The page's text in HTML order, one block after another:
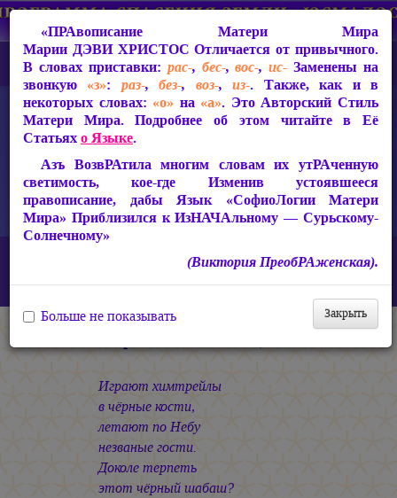
СакРАльная Поэзия Матери Мира
Коллагия!
Отриньте змеиные цепи!
Играют химтрейлы
в чёрные кости,
летают по Небу
незваные гости.
Доколе терпеть
этот чёрный шабаш?
«ПРАвописание Матери Мира
Марии ДЭВИ ХРИСТОС Отличается от привычного.
В словах приставки: рас-, бес-,вос-,ис- Заменены на
звонкую «з»: раз-,без-, воз-,из-. Также, как и в
некоторых словах: «о» на «а». Это Авторский Стиль
Матери Мира. Подробнее об этом читайте в Её
Статьяхо Языке.
Азъ ВозвРАтила многим словам их утРАченную
светимость, кое-где Изменив устоявшееся
правописание, дабы Язык «СофиоЛогии Матери
Мира» Приблизился к ИзНАЧАльному — Сурьскому-
Солнечному»
(Виктория ПреобРАженская).
Закрыть
Больше не показывать